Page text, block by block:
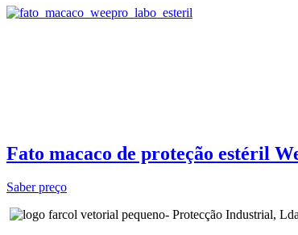
Fato macaco de proteção estéril
Saber preço
- Protecção Industrial,